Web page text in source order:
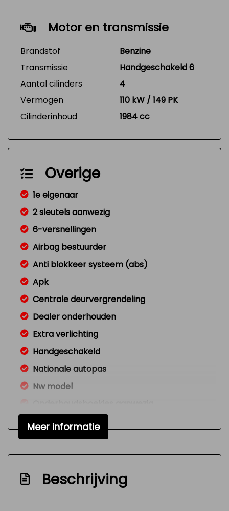
Motor en transmissie
Brandstof
Benzine
Transmissie
Handgeschakeld 6
Aantal cilinders
4
Vermogen
110 kW / 149 PK
Cilinderinhoud
1984 cc
Overige
1e eigenaar
2 sleutels aanwezig
6-versnellingen
Airbag bestuurder
Anti blokkeer systeem (abs)
Apk
Centrale deurvergrendeling
Dealer onderhouden
Extra verlichting
Handgeschakeld
Nationale autopas
Nw model
Radio cd-speler
Signaal vergeten verlichting
Versnellingspook op dashboard
Verstelbare (in hoogte) bestuurders stoel
Zeer mooie en technisch goed
Meer informatie
Beschrijving